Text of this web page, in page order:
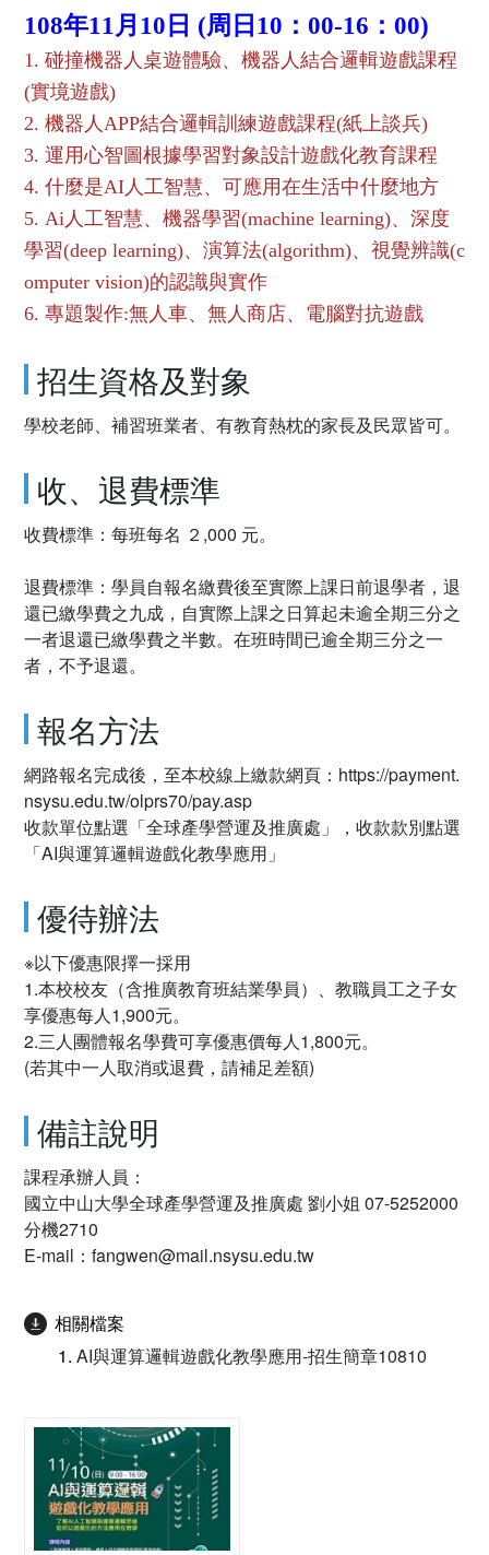
108年11月10日 (周日10：00-16：00)
1. 碰撞機器人桌遊體驗、機器人結合邏輯遊戲課程
(實境遊戲)
2. 機器人APP結合邏輯訓練遊戲課程(紙上談兵)
3. 運用心智圖根據學習對象設計遊戲化教育課程
4. 什麼是AI人工智慧、可應用在生活中什麼地方
5. Ai人工智慧、機器學習(machine learning)、深度
學習(deep learning)、演算法(algorithm)、視覺辨識(c
omputer vision)的認識與實作
6. 專題製作:無人車、無人商店、電腦對抗遊戲
招生資格及對象
學校老師、補習班業者、有教育熱枕的家長及民眾皆可。
收、退費標準
收費標準：每班每名 ２,000 元。
退費標準：學員自報名繳費後至實際上課日前退學者，退
還已繳學費之九成，自實際上課之日算起未逾全期三分之
一者退還已繳學費之半數。在班時間已逾全期三分之一
者，不予退還。
報名方法
網路報名完成後，至本校線上繳款網頁：https://payment.
nsysu.edu.tw/olprs70/pay.asp
收款單位點選「全球產學營運及推廣處」，收款款別點選
「AI與運算邏輯遊戲化教學應用」
優待辦法
※以下優惠限擇一採用
1.本校校友（含推廣教育班結業學員）、教職員工之子女
享優惠每人1,900元。
2.三人團體報名學費可享優惠價每人1,800元。
(若其中一人取消或退費，請補足差額)
備註說明
課程承辦人員：
國立中山大學全球產學營運及推廣處 劉小姐 07-5252000
分機2710
E-mail：fangwen@mail.nsysu.edu.tw
相關檔案
AI與運算邏輯遊戲化教學應用-招生簡章10810